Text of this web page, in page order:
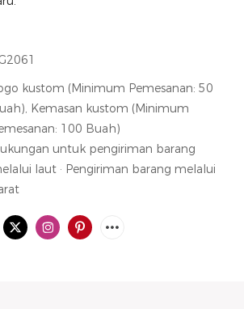
kustom (Minimum Pemesanan: 50
Kemasan kustom (Minimum
100 Buah)
untuk pengiriman barang
laut · Pengiriman barang melalui